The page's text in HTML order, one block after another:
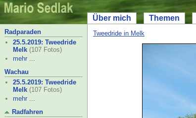
Über mich Themen
Radparaden
25.5.2019: Tweedride
Melk (107 Fotos)
mehr ...
Wachau
25.5.2019: Tweedride
Melk (107 Fotos)
mehr ...
Radfahren
Tweedride in Melk